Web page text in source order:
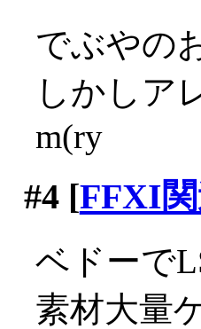
でぶやの
しかしア
m(ry
#4[FFXI
ベドーで
素材大量